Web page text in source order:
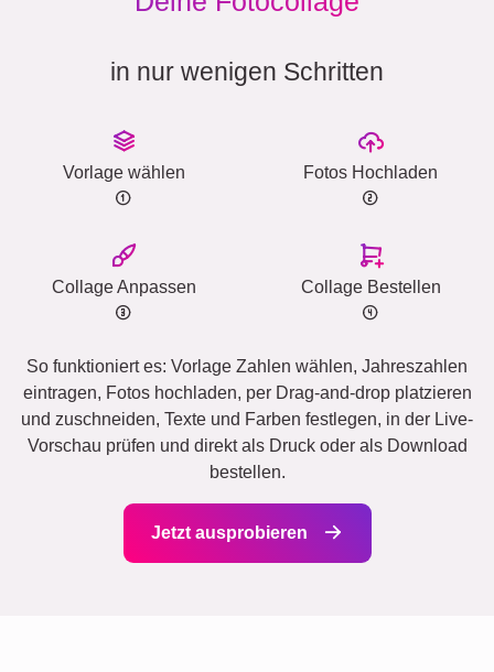
in nur wenigen Schritten
Vorlage wählen Fotos Hochladen
Collage Anpassen Collage Bestellen
So funktioniert es: Vorlage Zahlen wählen, Jahreszahlen
eintragen, Fotos hochladen, per Drag-and-drop platzieren
und zuschneiden, Texte und Farben festlegen, in der Live-
Vorschau prüfen und direkt als Druck oder als Download
bestellen.
Jetzt ausprobieren